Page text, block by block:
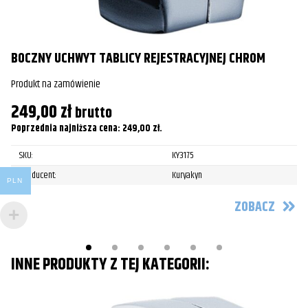
BOCZNY UCHWYT TABLICY REJESTRACYJNEJ CHROM
Produkt na zamówienie
249,00złbrutto
Poprzednia najniższa cena: 249,00 zł.
SKU:
KY3175
Producent:
Kuryakyn
ZOBACZ
INNE PRODUKTY Z TEJ KATEGORII:
PLN